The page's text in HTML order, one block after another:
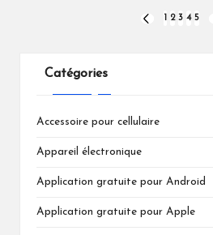
publications
PREVIOUS
1 2 3 4 5
Catégories
Accessoire pour cellulaire
Appareil électronique
Application gratuite pour Android
Application gratuite pour Apple